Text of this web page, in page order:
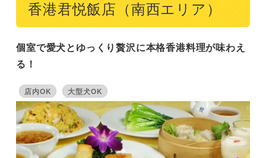
香港君悦飯店（南西エリア）
個室で愛犬とゆっくり贅沢に本格香港料理が味わえ
る！
店内OK 大型犬OK